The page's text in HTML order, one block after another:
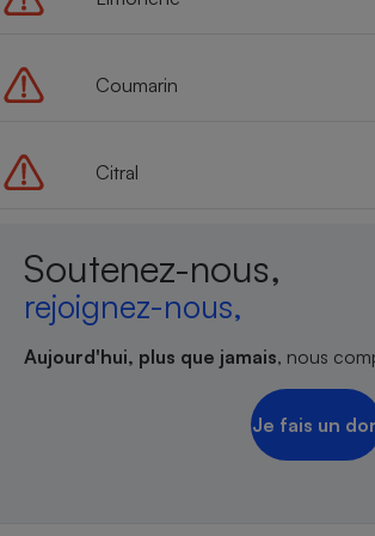
Coumarin
Citral
Soutenez-nous,
rejoignez-nous,
Aujourd'hui, plus que jamais, nous
Je fais un